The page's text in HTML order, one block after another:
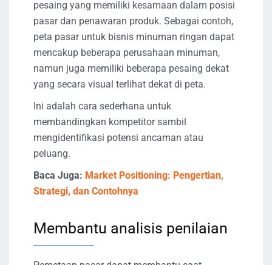
pesaing yang memiliki kesamaan dalam posisi
pasar dan penawaran produk. Sebagai contoh,
peta pasar untuk bisnis minuman ringan dapat
mencakup beberapa perusahaan minuman,
namun juga memiliki beberapa pesaing dekat
yang secara visual terlihat dekat di peta.
Ini adalah cara sederhana untuk
membandingkan kompetitor sambil
mengidentifikasi potensi ancaman atau
peluang.
Baca Juga: Market Positioning: Pengertian,
Strategi, dan Contohnya
Membantu analisis penilaian